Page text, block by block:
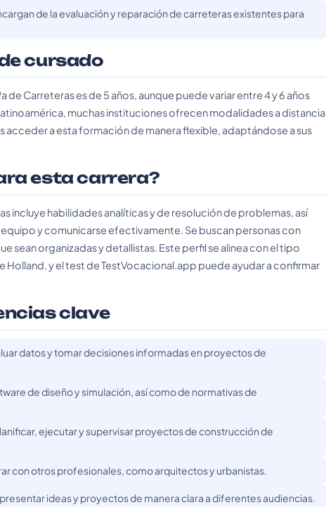
de la evaluación y reparación de carreteras existentes para
cursado
Carreteras es de 5 años, aunque puede variar entre 4 y 6 años
muchas instituciones ofrecen modalidades a distancia
a esta formación de manera flexible, adaptándose a sus
esta carrera?
incluye habilidades analíticas y de resolución de problemas, así
y comunicarse efectivamente. Se buscan personas con
sean organizadas y detallistas. Este perfil se alinea con el tipo
y el test de TestVocacional.app puede ayudar a confirmar
clave
datos y tomar decisiones informadas en proyectos de
de diseño y simulación, así como de normativas de
ejecutar y supervisar proyectos de construcción de
con otros profesionales, como arquitectos y urbanistas.
ideas y proyectos de manera clara a diferentes audiencias.